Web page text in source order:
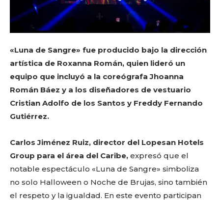
«Luna de Sangre» fue producido bajo la dirección
artística de Roxanna Román, quien lideró un
equipo que incluyó a la coreógrafa Jhoanna
Román Báez y a los diseñadores de vestuario
Cristian Adolfo de los Santos y Freddy Fernando
Gutiérrez.
Carlos Jiménez Ruiz, director del Lopesan Hotels
Group para el área del Caribe, expresó que el
notable espectáculo «Luna de Sangre» simboliza
no solo Halloween o Noche de Brujas, sino también
el respeto y la igualdad. En este evento participan